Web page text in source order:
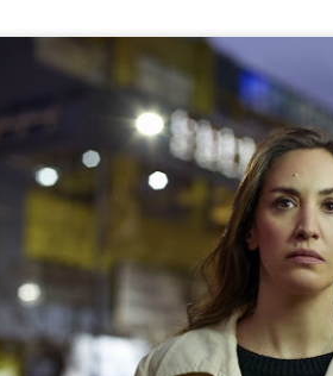
Arendt (1906- 1975) resuena
21, en estos precisos
de hechos de ilegalidad y
grandes potencias, de
de la ultraderecha más
Arendt, de cuya muerte a los
diciembre pasado, fue una
original, audaz, a
atadura, que no le temió a la